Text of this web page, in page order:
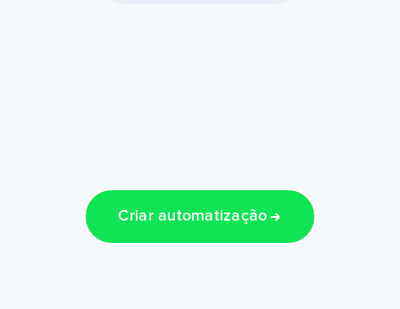
Criar automatização